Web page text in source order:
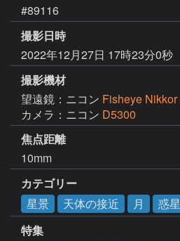
#89116
撮影日時
2022年12月27日 17時23分0秒
撮影機材
望遠鏡：ニコン Fisheye Nikkor
カメラ：ニコン D5300
焦点距離
10mm
カテゴリー
星景
天体の接近 月
惑星
特集